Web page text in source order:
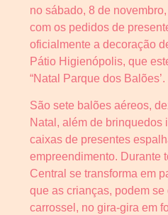
no sábado, 8 de
com os pedidos de
oficialmente a decoração
Pátio Higienópolis, que
“Natal Parque dos Balões’.
São sete balões aéreos,
Natal, além de brinquedos
caixas de presentes
empreendimento. Durante
Central se transforma em
que as crianças, podem se
carrossel, no gira-gira em